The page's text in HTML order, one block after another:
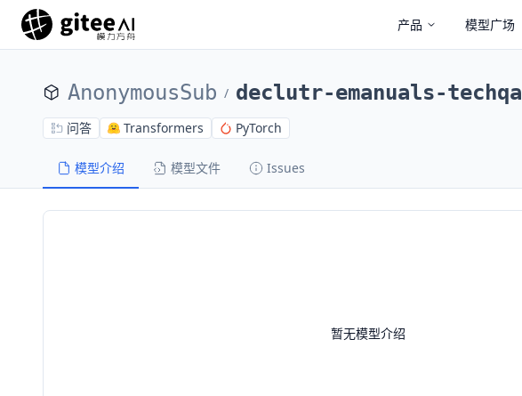
产品 模型广场
AnonymousSub / declutr-emanuals-techqa
问答 Transformers PyTorch
模型介绍 模型文件 Issues
暂无模型介绍